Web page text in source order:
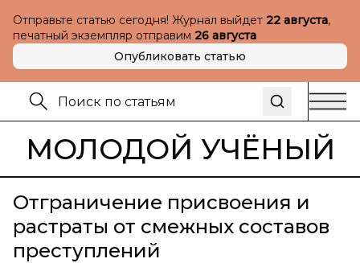
Отправьте статью сегодня! Журнал выйдет 22 августа,
печатный экземпляр отправим 26 августа
Опубликовать статью
МОЛОДОЙ УЧЁНЫЙ
Отграничение присвоения и
растраты от смежных составов
преступлений